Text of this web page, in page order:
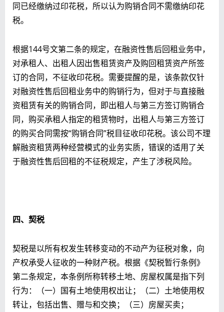
同已经缴纳过印花税，所以认为购销合同不需缴纳印花
税。
根据144号文第二条的规定，在融资性售后回租业务中，
对承租人、出租人因出售租赁资产及购回租赁资产所签
订的合同，不征收印花税。需要提醒的是，该条款仅针
对融资性售后回租业务中的购销行为，但对于与直接融
资租赁有关的购销合同，即出租人与第三方签订购销合
同，购买承租人指定的租赁物时，出租人与第三方签订
的购买合同需按“购销合同”税目征收印花税。该公司不理
解融资租赁两种经营模式的业务实质，错误的适用了关
于融资性售后回租的不征税规定，产生了涉税风险。
四、契税
契税是以所有权发生转移变动的不动产为征税对象，向
产权承受人征收的一种财产税。根据《契税暂行条例》
第二条规定，本条例所称转移土地、房屋权属是指下列
行为：（一）国有土地使用权出让；（二）土地使用权
转让，包括出售、赠与和交换；（三）房屋买卖；